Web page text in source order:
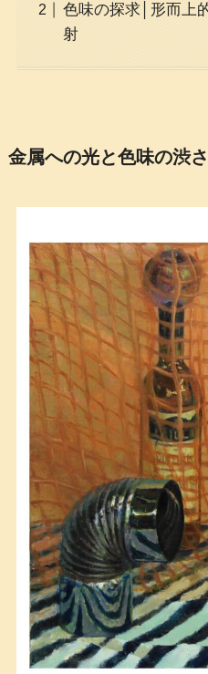
色味の探求│形而上
射
金属への光と色味の渋